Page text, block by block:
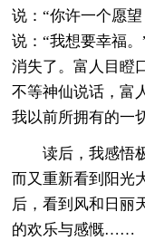
说：“你许一个愿
说：“我想要幸福
消失了。富人目瞪
不等神仙说话，富
我以前所拥有的一
读后，我感悟
而又重新看到阳光
后，看到风和日丽
的欢乐与感慨……